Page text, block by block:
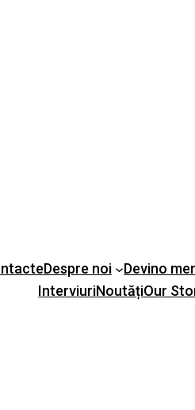
Despre noi Devino
InterviuriNoutățiOur